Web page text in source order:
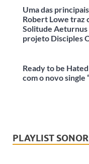
Uma das
Robert Lowe traz
Solitude Aeturnus
projeto Disciples
Ready to be
com o novo single
PLAYLIST